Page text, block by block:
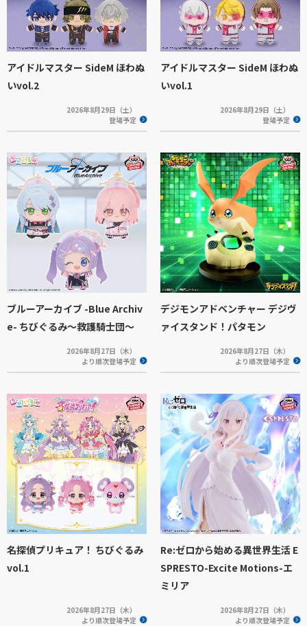
アイドルマスター SideM ほわぬ
いvol.2
2026年8月29日（土）
登場予定
アイドルマスター SideM ほわぬ
いvol.1
2026年8月29日（土）
登場予定
ブルーアーカイブ -Blue Archiv
e- ちびぐるみ～救護騎士団～
2026年8月27日（木）
より順次登場予定
デジモンアドベンチャー デジヴ
ァイスタンド！パタモン
2026年8月27日（木）
より順次登場予定
名探偵プリキュア！ ちびぐるみ
vol.1
2026年8月27日（木）
より順次登場予定
Re:ゼロから始める異世界生活 E
SPRESTO-Excite Motions-エ
ミリア
2026年8月27日（木）
より順次登場予定